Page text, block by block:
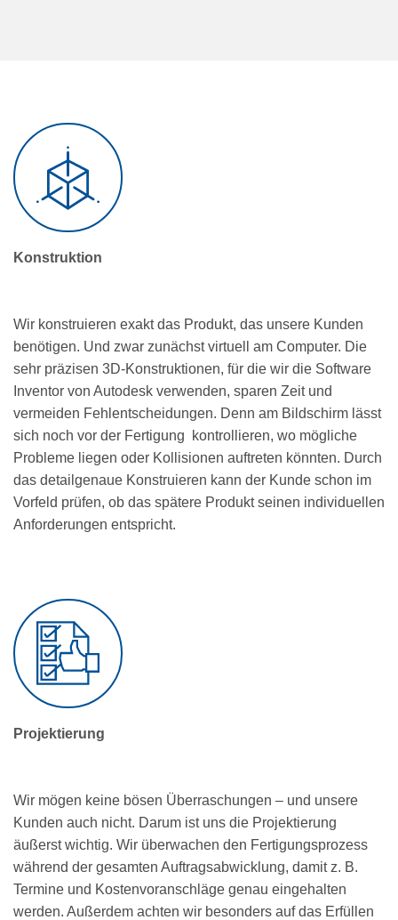
Konstruktion
Wir konstruieren exakt das Produkt, das unsere Kunden
benötigen. Und zwar zunächst virtuell am Computer. Die
sehr präzisen 3D-Konstruktionen, für die wir die Software
Inventor von Autodesk verwenden, sparen Zeit und
vermeiden Fehlentscheidungen. Denn am Bildschirm lässt
sich noch vor der Fertigung kontrollieren, wo mögliche
Probleme liegen oder Kollisionen auftreten könnten. Durch
das detailgenaue Konstruieren kann der Kunde schon im
Vorfeld prüfen, ob das spätere Produkt seinen individuellen
Anforderungen entspricht.
Projektierung
Wir mögen keine bösen Überraschungen – und unsere
Kunden auch nicht. Darum ist uns die Projektierung
äußerst wichtig. Wir überwachen den Fertigungsprozess
während der gesamten Auftragsabwicklung, damit z. B.
Termine und Kostenvoranschläge genau eingehalten
werden. Außerdem achten wir besonders auf das Erfüllen